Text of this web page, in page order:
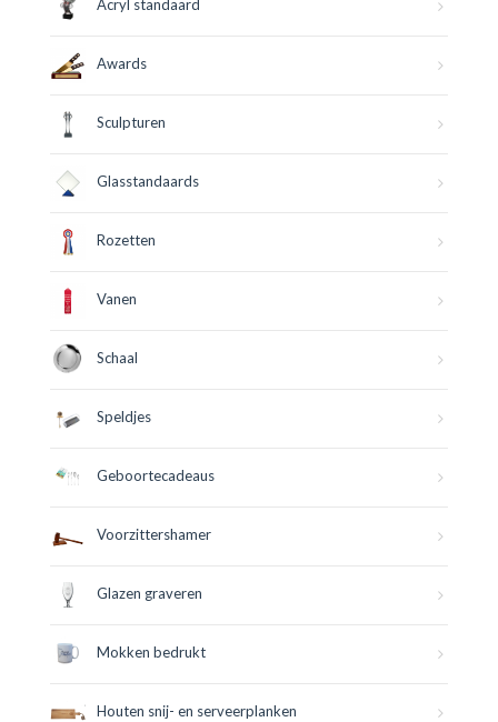
Acryl standaard
Awards
Sculpturen
Glasstandaards
Rozetten
Vanen
Schaal
Speldjes
Geboortecadeaus
Voorzittershamer
Glazen graveren
Mokken bedrukt
Houten snij- en serveerplanken